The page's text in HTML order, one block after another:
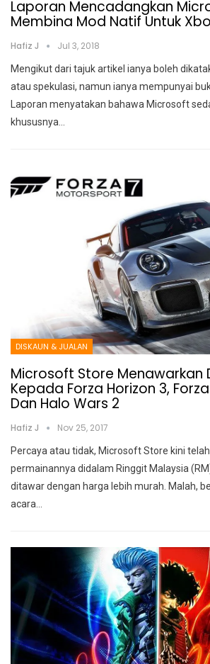
Laporan Mencadangkan
Membina Mod Natif Untuk
Hafiz J Jul 3, 2018
Mengikut dari tajuk artikel ianya boleh
atau spekulasi, namun ianya mempunyai
Laporan menyatakan bahawa Microsoft
khususnya…
DISKAUN & JUALAN
Microsoft Store Menawarkan
Kepada Forza Horizon 3,
Dan Halo Wars 2
Hafiz J Nov 25, 2017
Percaya atau tidak, Microsoft Store kini
permainannya didalam Ringgit Malaysia
ditawar dengan harga lebih murah. Malah,
acara…